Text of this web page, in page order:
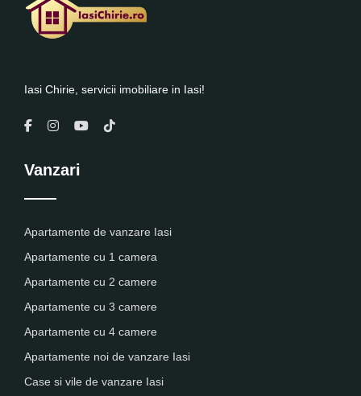
Iasi Chirie, servicii imobiliare in Iasi!
Vanzari
Apartamente de vanzare Iasi
Apartamente cu 1 camera
Apartamente cu 2 camere
Apartamente cu 3 camere
Apartamente cu 4 camere
Apartamente noi de vanzare Iasi
Case si vile de vanzare Iasi